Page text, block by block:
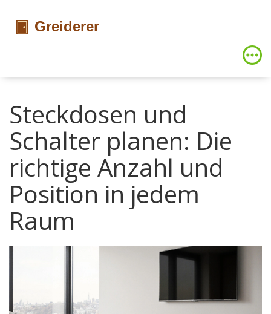
Steckdosen und
Schalter planen: Die
richtige Anzahl und
Position in jedem
Raum